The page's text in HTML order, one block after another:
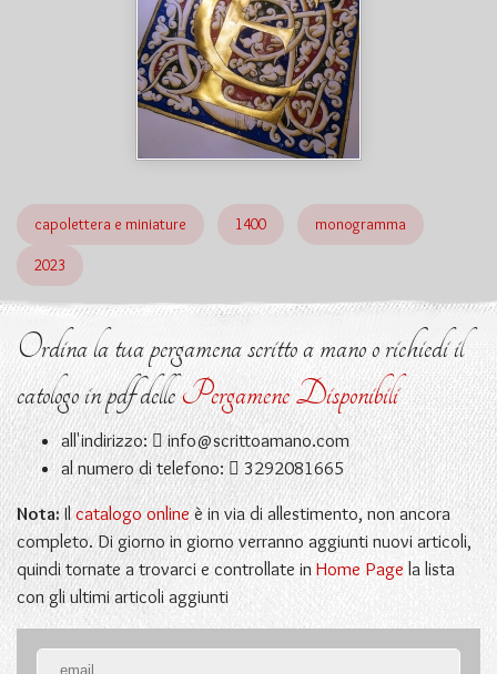
capolettera e miniature 1400 monogramma
2023
Ordina la tua pergamena scritto a mano o richiedi il
catologo in pdf dellePergamene Disponibili
all'indirizzo: info@scrittoamano.com
al numero di telefono:
3292081665
Nota:Il catalogo onlineè in via di allestimento, non ancora
completo. Di giorno in giorno verranno aggiunti nuovi articoli,
quindi tornate a trovarci e controllate in Home Page la lista
con gli ultimi articoli aggiunti